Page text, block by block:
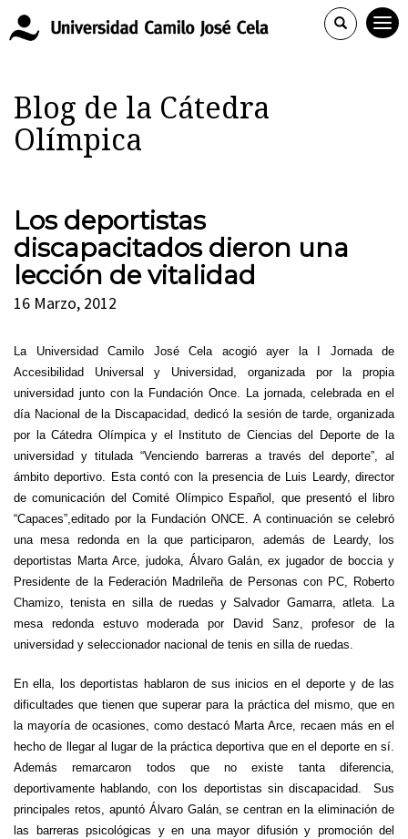
Blog de la Cátedra
Olímpica
Los deportistas
discapacitados dieron una
lección de vitalidad
16 Marzo, 2012
La Universidad Camilo José Cela acogió ayer la I Jornada de
Accesibilidad Universal y Universidad, organizada por la propia
universidad junto con la Fundación Once. La jornada, celebrada en el
día Nacional de la Discapacidad, dedicó la sesión de tarde, organizada
por la Cátedra Olímpica y el Instituto de Ciencias del Deporte de la
universidad y titulada “Venciendo barreras a través del deporte”, al
ámbito deportivo. Esta contó con la presencia de Luis Leardy, director
de comunicación del Comité Olímpico Español, que presentó el libro
“Capaces”,editado por la Fundación ONCE. A continuación se celebró
una mesa redonda en la que participaron, además de Leardy, los
deportistas Marta Arce, judoka, Álvaro Galán, ex jugador de boccia y
Presidente de la Federación Madrileña de Personas con PC, Roberto
Chamizo, tenista en silla de ruedas y Salvador Gamarra, atleta. La
mesa redonda estuvo moderada por David Sanz, profesor de la
universidad y seleccionador nacional de tenis en silla de ruedas.
En ella, los deportistas hablaron de sus inicios en el deporte y de las
dificultades que tienen que superar para la práctica del mismo, que en
la mayoría de ocasiones, como destacó Marta Arce, recaen más en el
hecho de llegar al lugar de la práctica deportiva que en el deporte en sí.
Además remarcaron todos que no existe tanta diferencia,
deportivamente hablando, con los deportistas sin discapacidad. Sus
principales retos, apuntó Álvaro Galán, se centran en la eliminación de
las barreras psicológicas y en una mayor difusión y promoción del